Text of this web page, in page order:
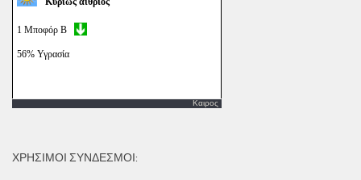
Καιρος
ΧΡΗΣΙΜΟΙ ΣΥΝΔΕΣΜΟΙ: